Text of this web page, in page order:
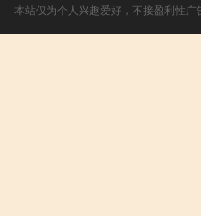
本站仅为个人兴趣爱好，不接盈利性广